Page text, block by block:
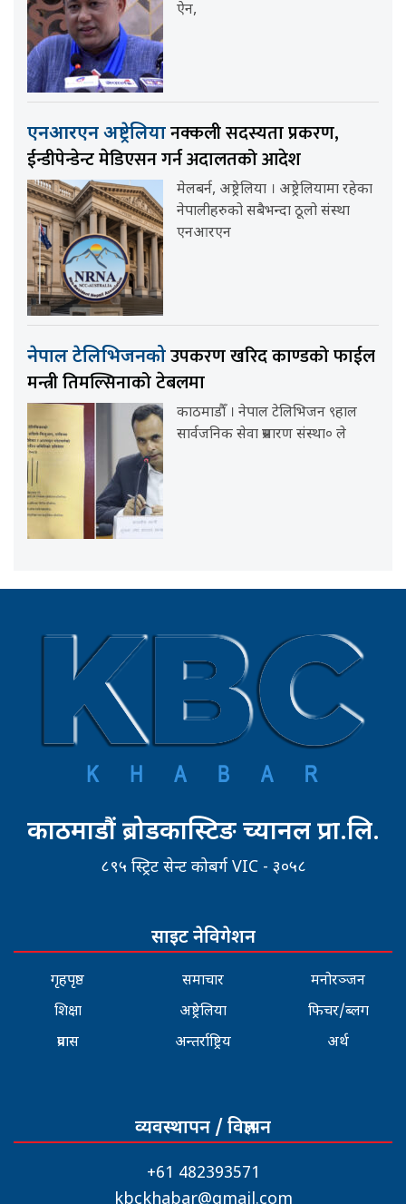
ऐन,
एनआरएन अष्ट्रेलियानक्कली सदस्यता प्रकरण,
ईन्डीपेन्डेन्ट मेडिएसन गर्न अदालतको आदेश
मेलबर्न, अष्ट्रेलिया । अष्ट्रेलियामा रहेका
नेपालीहरुको सबैभन्दा ठूलो संस्था
एनआरएन
नेपाल टेलिभिजनकोउपकरण खरिद काण्डको फाईल
मन्त्री तिमल्सिनाको टेबलमा
काठमाडौँ । नेपाल टेलिभिजन ९हाल
सार्वजनिक सेवा प्रसारण संस्था० ले
काठमाडौं ब्रोडकास्टिङ च्यानल प्रा.लि.
८९५ स्ट्रिट सेन्ट कोबर्ग VIC - ३०५८
साइट नेविगेशन
गृहपृष्ठ
शिक्षा
प्रवास
समाचार
अष्ट्रेलिया
अन्तर्राष्ट्रिय
मनोरञ्जन
फिचर/ब्लग
अर्थ
व्यवस्थापन / विज्ञापन
+61 482393571